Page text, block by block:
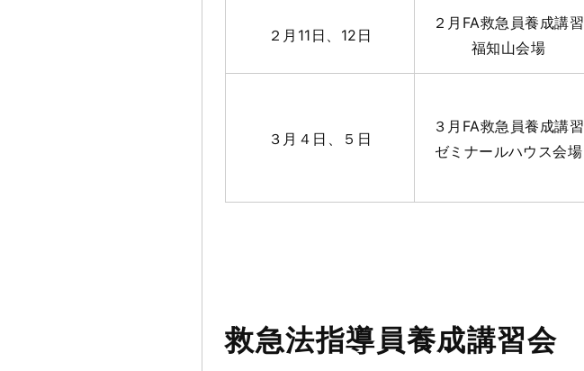
２月11日、12日
２月FA救急員養成講習
福知山会場
３月４日、５日
３月FA救急員養成講習
ゼミナールハウス会場
救急法指導員養成講習会